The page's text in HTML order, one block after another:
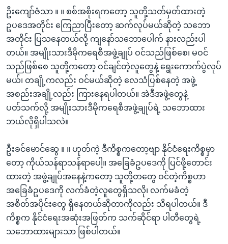
ဦးကျော်ဇံသာ ။ ။ စစ်အစိုးရကတော့ သူတို့သတ်မှတ်ထားတဲ့
ဥပဒေအတိုင်း ကြေညာပြီးတော့ ဆက်လုပ်မယ်ဆိုတဲ့ သဘော
အတိုင်း ပြသနေတယ်လို့ ကျနော်သဘောပေါက် နားလည်းပါ
တယ်။ အမျိုးသားဒီမိုကရေစီအဖွဲ့ချုပ် ဝင်သည်ဖြစ်စေ၊ မဝင်
သည်ဖြစ်စေ သူတို့ကတော့ ဝင်ချင်တဲ့လူတွေနဲ့ ရွေးကောက်ပွဲလုပ်
မယ်၊ တချို့ကလည်း ဝင်မယ်ဆိုတဲ့ လေသံပြစ်နေတဲ့ အဖွဲ့
အစည်းအချို့လည်း ကြားနေရပါတယ်။ အဲဒီအဖွဲ့တွေနဲ့
ပတ်သက်လို့ အမျိုးသားဒီမိုကရေစီအဖွဲ့ချုပ်ရဲ့ သဘောထား
ဘယ်လိုရှိပါသလဲ။
ဦးခင်မောင်ဆွေ ။ ။ ဟုတ်ကဲ့ ဒီကိစ္စကတော့ဗျာ နိုင်ငံရေးကိစ္စမှာ
တော့ ကိုယ်သန်ရာသန်ရာပေါ့။ အခြေခံဥပဒေကို ပြင်ဖို့တောင်း
ထားတဲ့ အဖွဲ့ချုပ်အနေနဲ့ကတော့ သူတို့တတွေ ဝင်တဲ့ကိစ္စဟာ
အခြေခံဥပဒေကို လက်ခံတဲ့လူတွေရှိသလို၊ လက်မခံတဲ့
အစိတ်အပိုင်းတွေ ရှိနေတယ်ဆိုတာကိုလည်း သိရပါတယ်။ ဒီ
ကိစ္စက နိုင်ငံရေးအဆုံးအဖြတ်က သက်ဆိုင်ရာ ပါတီတွေရဲ့
သဘောထားများသာ ဖြစ်ပါတယ်။